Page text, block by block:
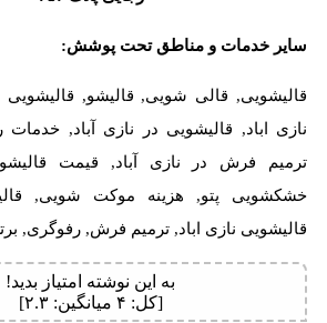
سایر خدمات و مناطق تحت پوشش:
قالیشویی, قالی شویی, قالیشو, قالیشویی
نازی اباد, قالیشویی در نازی آباد, خدمات
ترمیم فرش در نازی آباد, قیمت
خشکشویی پتو, هزینه موکت شویی,
قالیشویی نازی اباد, ترمیم فرش, رفوگری,
به این نوشته امتیاز بدید!
[کل: ۴ میانگین:۲.۳]